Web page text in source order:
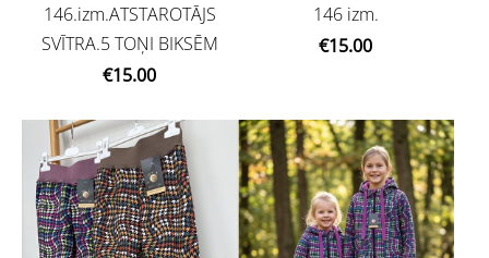
146.izm.ATSTAROTĀJS
SVĪTRA.5 TOŅI BIKSĒM
€15.00
146 izm.
€15.00